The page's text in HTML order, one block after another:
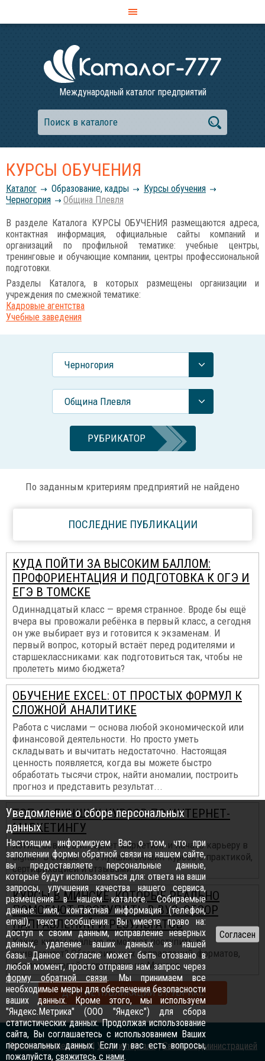
Международный каталог предприятий
КУРСЫ ОБУЧЕНИЯ
Каталог Образование, кадры
Курсы обучения
Черногория
Община Плевля
В разделе Каталога КУРСЫ ОБУЧЕНИЯ размещаются адреса,
контактная информация, официальные сайты компаний и
организаций по профильной тематике: учебные центры,
тренинговые и обучающие компании, центры профессиональной
подготовки.
Разделы Каталога, в которых размещены организации и
учреждения по смежной тематике:
Кадровые агентства
Учебные заведения
Черногория
Община Плевля
РУБРИКАТОР
По заданным критериям предприятий не найдено
ПОСЛЕДНИЕ ПУБЛИКАЦИИ
КУДА ПОЙТИ ЗА ВЫСОКИМ БАЛЛОМ:
ПРОФОРИЕНТАЦИЯ И ПОДГОТОВКА К ОГЭ И
ЕГЭ В ТОМСКЕ
Одиннадцатый класс — время странное. Вроде бы ещё
вчера вы провожали ребёнка в первый класс, а сегодня
он уже выбирает вуз и готовится к экзаменам. И
первый вопрос, который встаёт перед родителями и
старшеклассниками: как подготовиться так, чтобы не
пролететь мимо бюджета?
ОБУЧЕНИЕ EXCEL: ОТ ПРОСТЫХ ФОРМУЛ К
СЛОЖНОЙ АНАЛИТИКЕ
Работа с числами — основа любой экономической или
финансовой деятельности. Но просто уметь
складывать и вычитать недостаточно. Настоящая
ценность появляется, когда вы можете быстро
обработать тысячи строк, найти аномалии, построить
прогноз и представить результат...
ТОП-10 ЛУЧШИХ КУРСОВ ПО ИНТЕРНЕТ-
МАРКЕТИНГУ
Хотите освоить интернет-маркетинг и начать карьеру в
digital? В статье — 10 лучших онлайн-курсов с практикой,
сертификацией и отзывами...
КУРСЫ В МИНСКЕ, КОТОРЫЕ РЕАЛЬНО
ПОМОГАЮТ ПОСТУПИТЬ В ВУЗ: ОБЗОР
НАПРАВЛЕНИЙ И РЕЗУЛЬТАТОВ
Какие курсы реально помогают поступить в
университет? Обзор сильных направлений, форматов,
преподавателей и примеров из Минска...
ДРУГИЕ ПУБЛИКАЦИИ В РУБРИКЕ
Правила размещения| Услуги портала|Связь с администрацией
Уведомление о сборе персональных
данных
Настоящим информируем Вас о том, что при
заполнении формы обратной связи на нашем сайте,
вы предоставляете персональные данные,
которые будут использоваться для: ответа на ваши
запросы, улучшения качества нашего сервиса,
размещения в нашем каталоге. Собираемые
данные: имя, контактная информация (телефон,
email), текст сообщения. Вы имеете право на:
доступ к своим данным, исправление неверных
данных, удаление ваших данных из нашей
базы. Данное согласие может быть отозвано в
любой момент, просто отправив нам запрос через
форму обратной связи. Мы принимаем все
необходимые меры для обеспечения безопасности
ваших данных. Кроме этого, мы используем
"Яндекс.Метрика" (ООО "Яндекс") для сбора
статистических данных. Продолжая использование
сайта, Вы соглашаетесь с использованием Ваших
персональных данных. Если у вас есть вопросы,
пожалуйста, свяжитесь с нами.